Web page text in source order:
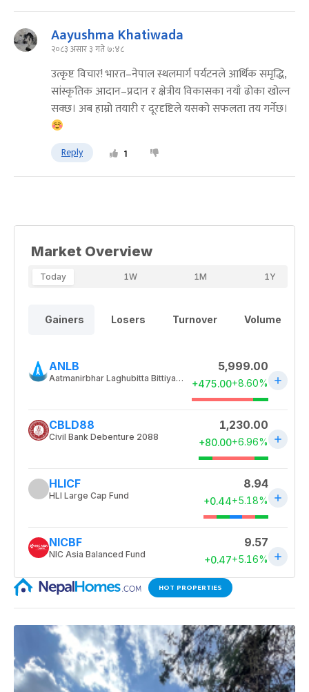
Aayushma Khatiwada
२०८३ असार ३ गते ७:४८
उत्कृष्ट विचार! भारत–नेपाल स्थलमार्ग पर्यटनले आर्थिक समृद्धि,
सांस्कृतिक आदान–प्रदान र क्षेत्रीय विकासका नयाँ ढोका खोल्न
सक्छ। अब हाम्रो तयारी र दूरदृष्टिले यसको सफलता तय गर्नेछ।
Reply 1
HOT PROPERTIES